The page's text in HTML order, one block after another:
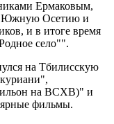
Ермаковым,
Южную Осетию и
и в итоге время
село"".
на Тбилисскую
на ВСХВ)" и
фильмы.